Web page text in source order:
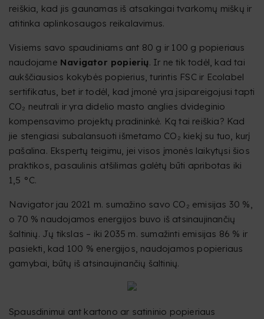
reiškia, kad jis gaunamas iš atsakingai tvarkomų miškų ir
atitinka aplinkosaugos reikalavimus.
Visiems savo spaudiniams ant 80 g ir 100 g popieriaus
naudojame Navigator popierių. Ir ne tik todėl, kad tai
aukščiausios kokybės popierius, turintis FSC ir Ecolabel
sertifikatus, bet ir todėl, kad įmonė yra įsipareigojusi tapti
CO₂ neutrali ir yra didelio masto anglies dvideginio
kompensavimo projektų pradininkė. Ką tai reiškia? Kad
jie stengiasi subalansuoti išmetamo CO₂ kiekį su tuo, kurį
pašalina. Ekspertų teigimu, jei visos įmonės laikytųsi šios
praktikos, pasaulinis atšilimas galėtų būti apribotas iki
1,5 °C.
Navigator jau 2021 m. sumažino savo CO₂ emisijas 30 %,
o 70 % naudojamos energijos buvo iš atsinaujinančių
šaltinių. Jų tikslas – iki 2035 m. sumažinti emisijas 86 % ir
pasiekti, kad 100 % energijos, naudojamos popieriaus
gamybai, būtų iš atsinaujinančių šaltinių.
Spausdinimui ant kartono ar satininio popieriaus